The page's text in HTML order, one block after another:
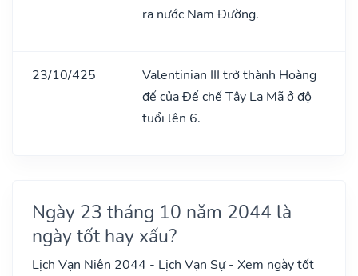
ra nước Nam Đường.
23/10/425
Valentinian III trở thành Hoàng
đế của Đế chế Tây La Mã ở độ
tuổi lên 6.
Ngày 23 tháng 10 năm 2044 là
ngày tốt hay xấu?
Lịch Vạn Niên 2044 - Lịch Vạn Sự - Xem ngày tốt